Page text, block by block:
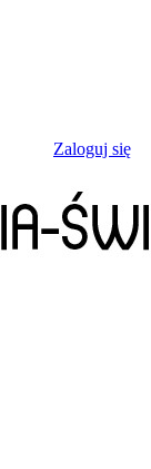
Zaloguj się